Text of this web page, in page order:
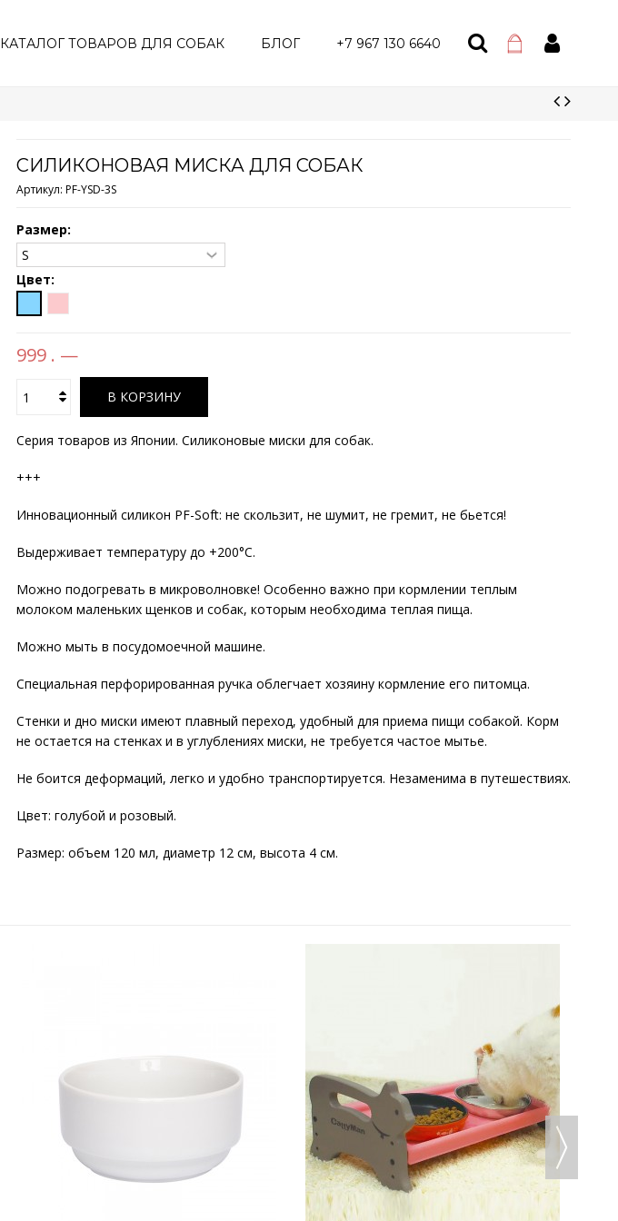
КАТАЛОГ ТОВАРОВ ДЛЯ СОБАК БЛОГ +7 967 130 6640
СИЛИКОНОВАЯ МИСКА ДЛЯ СОБАК
Артикул: PF-YSD-3S
Размер:
Цвет:
999 . —
В КОРЗИНУ
Серия товаров из Японии. Силиконовые миски для собак.
+++
Инновационный силикон PF-Soft: не скользит, не шумит, не гремит, не бьется!
Выдерживает температуру до +200°С.
Можно подогревать в микроволновке! Особенно важно при кормлении теплым
молоком маленьких щенков и собак, которым необходима теплая пища.
Можно мыть в посудомоечной машине.
Специальная перфорированная ручка облегчает хозяину кормление его питомца.
Стенки и дно миски имеют плавный переход, удобный для приема пищи собакой. Корм
не остается на стенках и в углублениях миски, не требуется частое мытье.
Не боится деформаций, легко и удобно транспортируется. Незаменима в путешествиях.
Цвет: голубой и розовый.
Размер: объем 120 мл, диаметр 12 см, высота 4 см.